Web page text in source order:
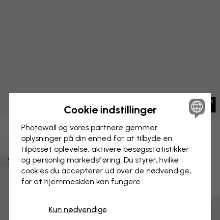
Strandlinje
BILLEDE PÅ LÆRRED
Tilpas og bestil
Cookie indstillinger
Photowall og vores partnere gemmer
oplysninger på din enhed for at tilbyde en
tilpasset oplevelse, aktivere besøgs­statistikker
og personlig markedsføring. Du styrer, hvilke
cookies du accepterer ud over de nødvendige,
for at hjemmesiden kan fungere.
Kun nødvendige